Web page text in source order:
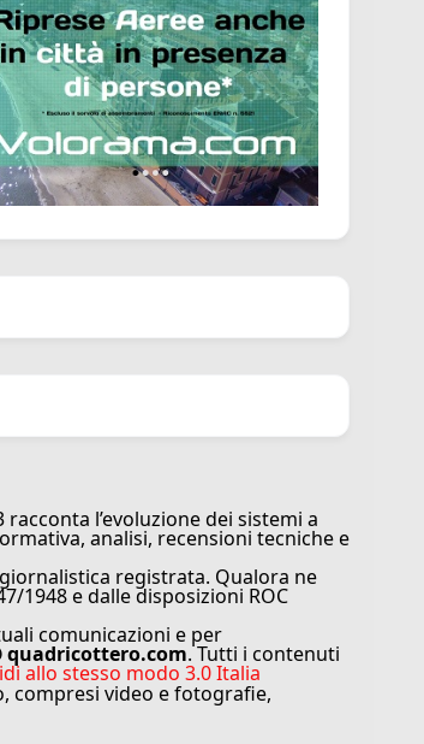
l’evoluzione dei sistemi a
analisi, recensioni tecniche e
registrata. Qualora ne
1948 e dalle disposizioni ROC
comunicazioni e per
quadricottero.com. Tutti i contenuti
allo stesso modo 3.0 Italia
compresi video e fotografie,